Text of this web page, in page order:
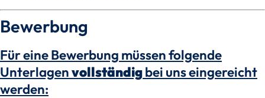
Bewerbung
Für eine Bewerbung müssen folgende
Unterlagenvollständigbei uns eingereicht
werden: